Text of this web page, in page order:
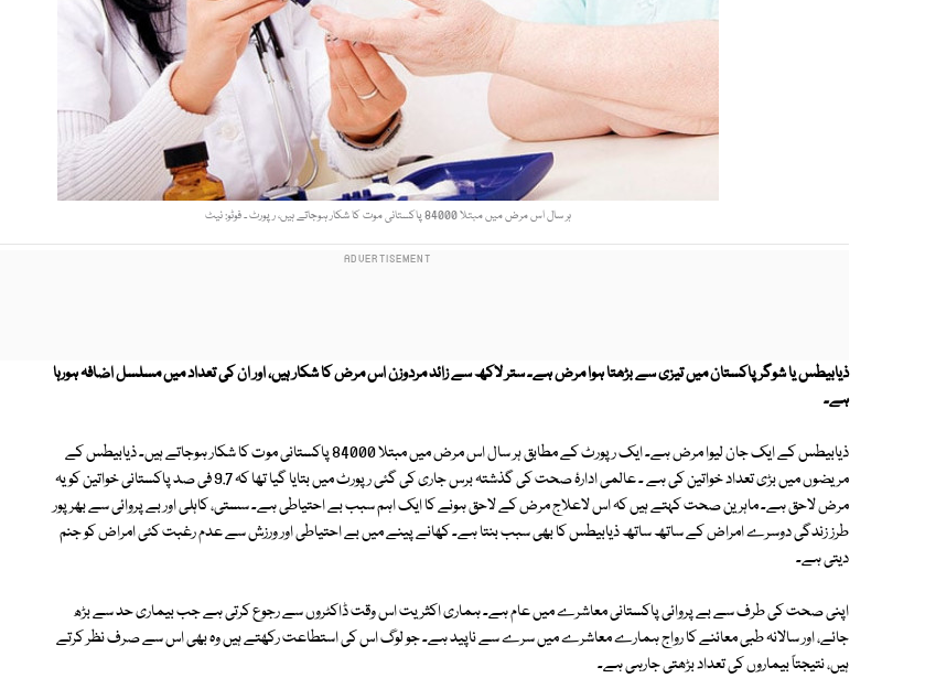
ہر سال اس مرض میں مبتلا 84000 پاکستانی موت کا شکار ہوجاتے ہیں، رپورٹ ۔ فوٹو: نیٹ
ذیابیطس یا شوگر پاکستان میں تیزی سے بڑھتا ہوا مرض ہے۔ ستر لاکھ سے زائد مردوزن اس مرض کا شکار ہیں، اور ان کی تعداد میں مسلسل اضافہ ہورہا
ہے۔
ذیابیطس کے ایک جان لیوا مرض ہے۔ ایک رپورٹ کے مطابق ہر سال اس مرض میں مبتلا 84000 پاکستانی موت کا شکار ہوجاتے ہیں۔ ذیابیطس کے
مریضوں میں بڑی تعداد خواتین کی ہے ۔ عالمی ادارۂ صحت کی گذشتہ برس جاری کی گئی رپورٹ میں بتایا گیا تھا کہ 9.7 فی صد پاکستانی خواتین کو یہ
مرض لاحق ہے۔ ماہرین صحت کہتے ہیں کہ اس لاعلاج مرض کے لاحق ہونے کا ایک اہم سبب بے احتیاطی ہے۔ سستی، کاہلی اور بے پروائی سے بھرپور
طرز زندگی دوسرے امراض کے ساتھ ساتھ ذیابیطس کا بھی سبب بنتا ہے۔ کھانے پینے میں بے احتیاطی اور ورزش سے عدم رغبت کئی امراض کو جنم
دیتی ہے۔
اپنی صحت کی طرف سے بے پروائی پاکستانی معاشرے میں عام ہے۔ ہماری اکثریت اس وقت ڈاکٹروں سے رجوع کرتی ہے جب بیماری حد سے بڑھ
جائے، اور سالانہ طبی معائنے کا رواج ہمارے معاشرے میں سرے سے ناپید ہے۔ جو لوگ اس کی استطاعت رکھتے ہیں وہ بھی اس سے صرف نظر کرتے
ہیں، نتیجتاً بیماروں کی تعداد بڑھتی جارہی ہے۔